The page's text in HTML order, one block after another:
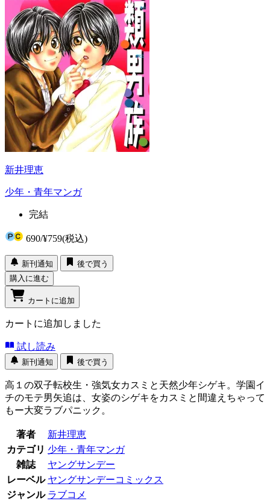
新井理恵
少年・青年マンガ
完結
690/¥759(税込)
新刊通知
後で買う
購入に進む
カートに追加
カートに追加しました
試し読み
新刊通知 後で買う
高１の双子転校生・強気女カスミと天然少年シゲキ。学園イ
チのモテ男矢追は、女姿のシゲキをカスミと間違えちゃって
もー大変ラブパニック。
著者
新井理恵
カテゴリ 少年・青年マンガ
雑誌
ヤングサンデー
レーベル ヤングサンデーコミックス
ジャンル ラブコメ